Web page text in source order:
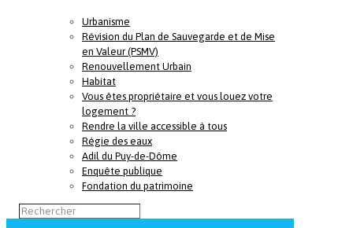
Urbanisme
Révision du Plan de Sauvegarde et de Mise
en Valeur (PSMV)
Renouvellement Urbain
Habitat
Vous êtes propriétaire et vous louez votre
logement ?
Rendre la ville accessible à tous
Régie des eaux
Adil du Puy-de-Dôme
Enquête publique
Fondation du patrimoine